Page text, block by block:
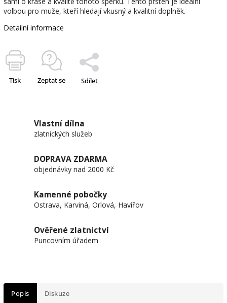
volbou pro muže, kteří hledají vkusný a kvalitní doplněk.
Detailní informace
Tisk Zeptat se Sdílet
Vlastní dílna
zlatnických služeb
DOPRAVA ZDARMA
objednávky nad 2000 Kč
Kamenné pobočky
Ostrava, Karviná, Orlová, Havířov
Ověřené zlatnictví
Puncovním úřadem
Popis Diskuze